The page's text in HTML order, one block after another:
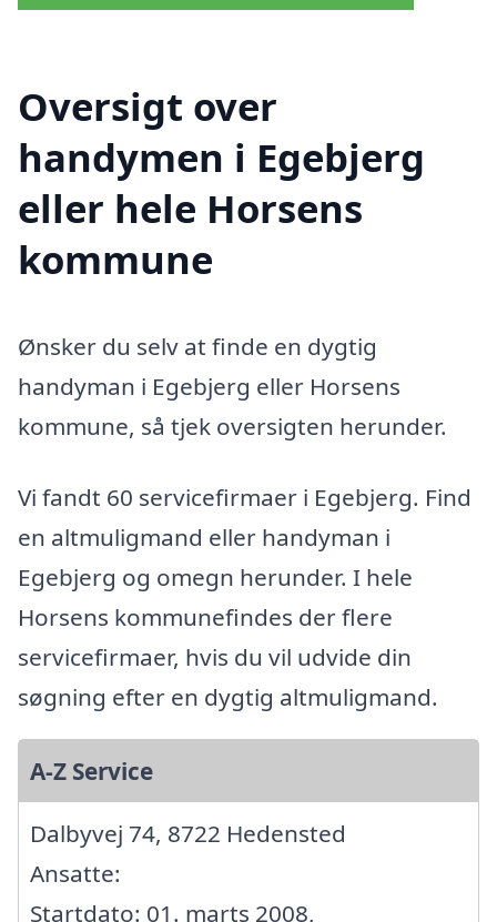
Oversigt over
handymen i Egebjerg
eller hele Horsens
kommune
Ønsker du selv at finde en dygtig
handyman i Egebjerg eller Horsens
kommune, så tjek oversigten herunder.
Vi fandt 60 servicefirmaer i Egebjerg. Find
en altmuligmand eller handyman i
Egebjerg og omegn herunder. I hele
Horsens kommunefindes der flere
servicefirmaer, hvis du vil udvide din
søgning efter en dygtig altmuligmand.
A-Z Service
Dalbyvej 74, 8722 Hedensted
Ansatte:
Startdato: 01. marts 2008,